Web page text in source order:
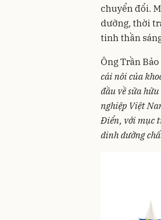
chuyển đổi.
dưỡng, thời
tinh thần
Ông Trần
cái nôi của
đầu về sữa
nghiệp Việt
Điển, với mục
dinh dưỡng